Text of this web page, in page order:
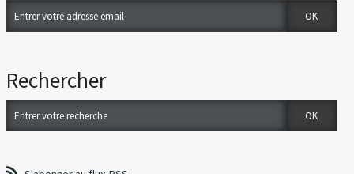
Rechercher